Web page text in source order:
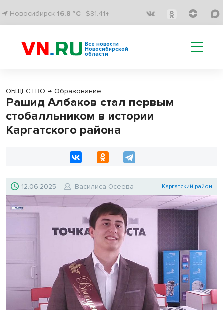
Новосибирск 16.8 °C $81.41↑
Все новости
Новосибирской
области
ОБЩЕСТВО → Образование
Рашид Албаков стал первым
стобалльником в истории
Каргатского района
12.06.2025 Василиса Осеева Каргатский район